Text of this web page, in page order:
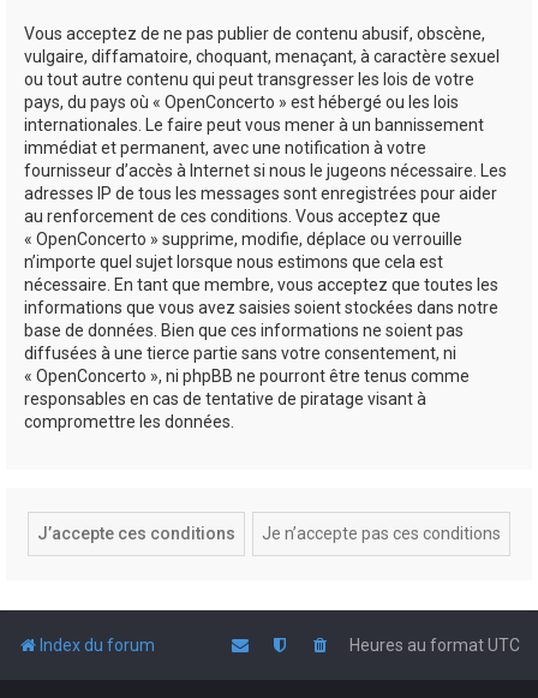
Vous acceptez de ne pas publier de contenu abusif, obscène,
vulgaire, diffamatoire, choquant, menaçant, à caractère sexuel
ou tout autre contenu qui peut transgresser les lois de votre
pays, du pays où « OpenConcerto » est hébergé ou les lois
internationales. Le faire peut vous mener à un bannissement
immédiat et permanent, avec une notification à votre
fournisseur d’accès à Internet si nous le jugeons nécessaire. Les
adresses IP de tous les messages sont enregistrées pour aider
au renforcement de ces conditions. Vous acceptez que
« OpenConcerto » supprime, modifie, déplace ou verrouille
n’importe quel sujet lorsque nous estimons que cela est
nécessaire. En tant que membre, vous acceptez que toutes les
informations que vous avez saisies soient stockées dans notre
base de données. Bien que ces informations ne soient pas
diffusées à une tierce partie sans votre consentement, ni
« OpenConcerto », ni phpBB ne pourront être tenus comme
responsables en cas de tentative de piratage visant à
compromettre les données.
Index du forum Heures au formatUTC